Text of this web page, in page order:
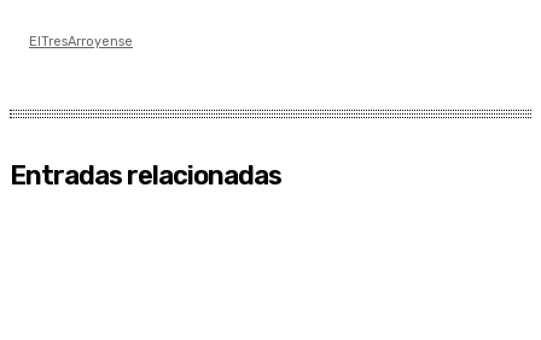
ElTresArroyense
Entradas relacionadas